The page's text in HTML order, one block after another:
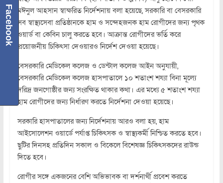
মঈনুল আহসান স্বাক্ষরিত নির্দেশনায় বলা হয়েছে, সরকারি বা বেসরকারি
সব স্বাস্থ্যসেবা প্রতিষ্ঠানকে হাম ও সন্দেহজনক হাম রোগীদের জন্য পৃথক
ওয়ার্ড বা কেবিন চালু করতে হবে। আক্রান্ত রোগীদের ভর্তি করে
প্রয়োজনীয় চিকিৎসা দেওয়ারও নির্দেশ দেওয়া হয়েছে।
বেসরকারি মেডিকেল কলেজ ও ডেন্টাল কলেজ আইন অনুযায়ী,
বেসরকারি মেডিকেল কলেজ হাসপাতালে ১০ শতাংশ শয্যা বিনা মূল্যে
দরিদ্র জনগোষ্ঠীর জন্য সংরক্ষিত থাকার কথা। এর মধ্যে ৫ শতাংশ শয্যা
হাম রোগীদের জন্য নির্ধারণ করতে নির্দেশনা দেওয়া হয়েছে।
সরকারি হাসপাতালের জন্য নির্দেশনায় আরও বলা হয়, হাম
আইসোলেশন ওয়ার্ডে পর্যাপ্ত চিকিৎসক ও স্বাস্থ্যকর্মী নিশ্চিত করতে হবে।
ছুটির দিনসহ প্রতিদিন সকাল ও বিকেলে বিশেষজ্ঞ চিকিৎসকদের রাউন্ড
দিতে হবে।
রোগীর সঙ্গে একজনের বেশি অভিভাবক বা দর্শনার্থী প্রবেশ করতে
Facebook